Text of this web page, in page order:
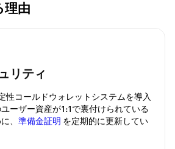
理由
リティ
性コールドウォレットシステムを導入
ーザー資産が1:1で裏付けられている
、 準備金証明 を定期的に更新してい